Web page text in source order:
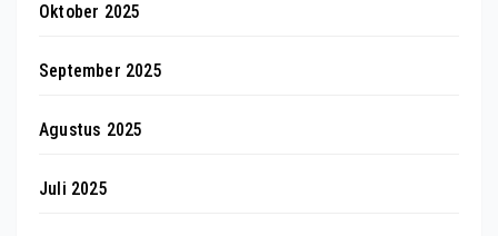
Oktober 2025
September 2025
Agustus 2025
Juli 2025